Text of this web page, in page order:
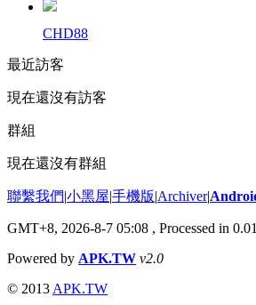
CHD88
最近訪客
現在還沒有訪客
群組
現在還沒有群組
聯繫我們|小黑屋|手機版|Archiver|
GMT+8, 2026-8-7 05:08 , Processed in
Powered by APK.TW v2.0
© 2013 APK.TW